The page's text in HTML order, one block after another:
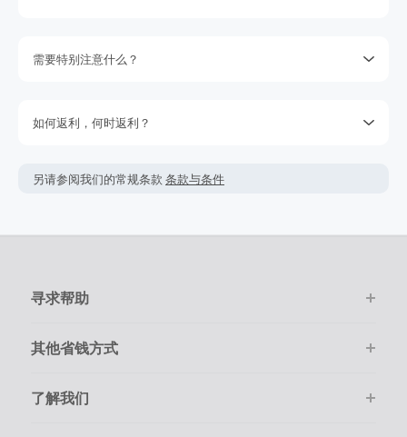
需要特别注意什么？
不要取决于期待的返利，因为我们不能保证一定能获取得到返
返利金额可能会根据实际交易情况会有所上下浮动。
在点击进入商家购物前，请务必清空自己的购物车。
如何返利，何时返利？
网上购物。
100天内提交返利索赔，因为我们无法处理超过100天的交易。
另请参阅我们的常规条款 条款与条件
寻求帮助
其他省钱方式
了解我们